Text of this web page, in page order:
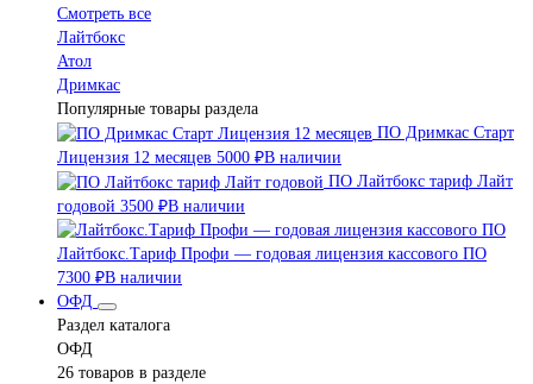
Смотреть все
Лайтбокс
Атол
Дримкас
Популярные товары раздела
ПО Дримкас Старт
Лицензия 12 месяцев 5000 ₽В наличии
ПО Лайтбокс тариф Лайт
годовой 3500 ₽В наличии
Лайтбокс.Тариф Профи — годовая лицензия кассового ПО
7300 ₽В наличии
ОФД
Раздел каталога
ОФД
26 товаров в разделе